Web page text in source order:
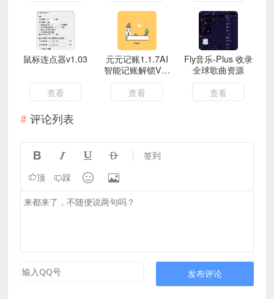
鼠标连点器v1.03
查看
元元记账1.1.7AI
智能记账解锁VIP
功能
查看
Fly音乐-Plus 收录
全球歌曲资源
查看
评论列表
    签到
顶 踩  
发布评论